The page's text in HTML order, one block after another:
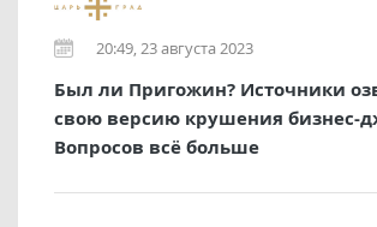
20:49, 23 августа 2023
Был ли Пригожин? Источники
свою версию крушения бизнес-
Вопросов всё больше